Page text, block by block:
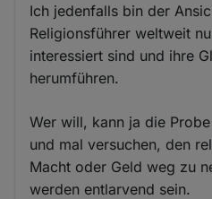
Ich jedenfalls bin der
Religionsführer weltweit
interessiert sind und ihre
herumführen.
Wer will, kann ja die
und mal versuchen, den
Macht oder Geld weg zu
werden entlarvend sein.